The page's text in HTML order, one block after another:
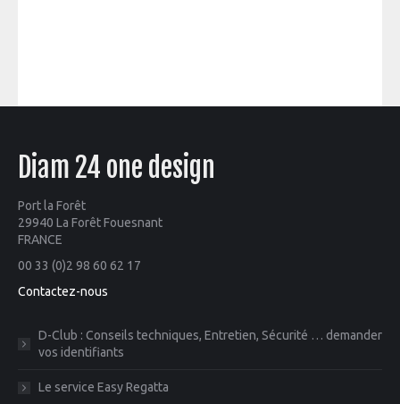
Diam 24 one design
Port la Forêt
29940 La Forêt Fouesnant
FRANCE
00 33 (0)2 98 60 62 17
Contactez-nous
D-Club : Conseils techniques, Entretien, Sécurité … demander
vos identifiants
Le service Easy Regatta